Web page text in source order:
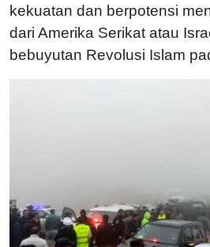
kekuatan dan berpotensi
dari Amerika Serikat atau
bebuyutan Revolusi Islam